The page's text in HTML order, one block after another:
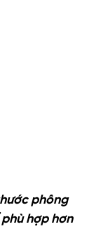
phông
hợp hơn